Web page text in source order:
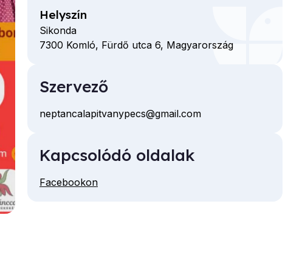
Helyszín
Sikonda
7300 Komló, Fürdő utca 6, Magyarország
Szervező
E-
cím
neptancalapitvanypecs@gmail.com
Kapcsolódó oldalak
Facebookon